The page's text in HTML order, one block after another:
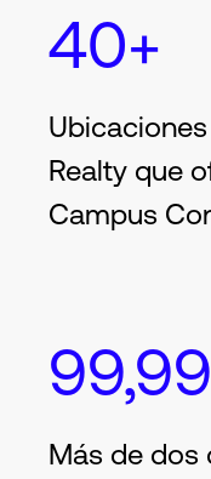
40+
Realty que
Campus
Más de dos